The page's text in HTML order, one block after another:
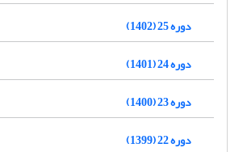
دوره 25 (1402)
دوره 24 (1401)
دوره 23 (1400)
دوره 22 (1399)